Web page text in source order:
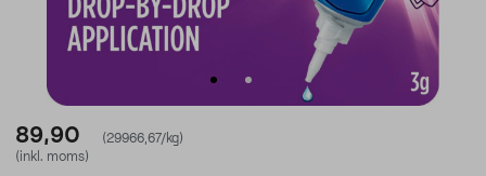
89,90
(29966,67/kg)
(inkl. moms)